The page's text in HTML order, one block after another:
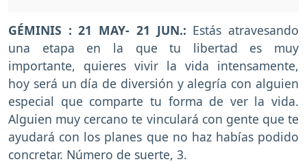
GÉMINIS : 21 MAY- 21 JUN.: Estás atravesando
una etapa en la que tu libertad es muy
importante, quieres vivir la vida intensamente,
hoy será un día de diversión y alegría con alguien
especial que comparte tu forma de ver la vida.
Alguien muy cercano te vinculará con gente que te
ayudará con los planes que no haz habías podido
concretar. Número de suerte, 3.